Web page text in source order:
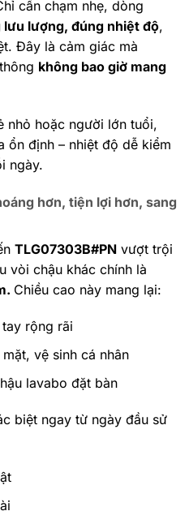
cần chạm nhẹ, dòng
lưu lượng, đúng nhiệt độ,
Đây là cảm giác mà
không bao giờ mang
nhỏ hoặc người lớn tuổi,
ổn định – nhiệt độ dễ kiểm
ngày.
hơn, tiện lợi hơn, sang
TLG07303B#PN vượt trội
vòi chậu khác chính là
Chiều cao này mang lại:
rộng rãi
vệ sinh cá nhân
lavabo đặt bàn
biệt ngay từ ngày đầu sử